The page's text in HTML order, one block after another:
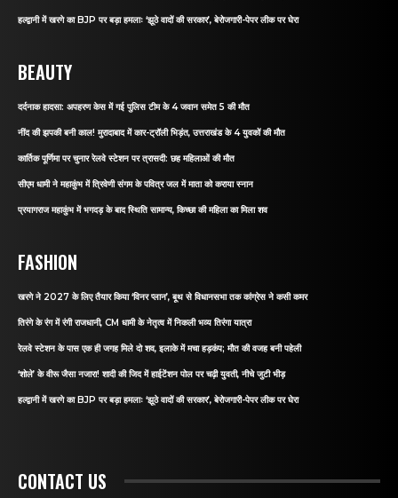
हल्द्वानी में खरगे का BJP पर बड़ा हमलाः ‘झूठे वादों की सरकार’, बेरोजगारी-पेपर लीक पर घेरा
BEAUTY
दर्दनाक हादसा: अपहरण केस में गई पुलिस टीम के 4 जवान समेत 5 की मौत
नींद की झपकी बनी काल! मुरादाबाद में कार-ट्रॉली भिड़ंत, उत्तराखंड के 4 युवकों की मौत
कार्तिक पूर्णिमा पर चुनार रेलवे स्टेशन पर त्रासदी: छह महिलाओं की मौत
सीएम धामी ने महाकुंभ में त्रिवेणी संगम के पवित्र जल में माता को कराया स्नान
प्रयागराज महाकुंभ में भगदड़ के बाद स्थिति सामान्य, किच्छा की महिला का मिला शव
FASHION
खरगे ने 2027 के लिए तैयार किया ‘विनर प्लान’, बूथ से विधानसभा तक कांग्रेस ने कसी कमर
तिरंगे के रंग में रंगी राजधानी, CM धामी के नेतृत्व में निकली भव्य तिरंगा यात्रा
रेलवे स्टेशन के पास एक ही जगह मिले दो शव, इलाके में मचा हड़कंप; मौत की वजह बनी पहेली
‘शोले’ के वीरू जैसा नजारा! शादी की जिद में हाईटेंशन पोल पर चढ़ी युवती, नीचे जुटी भीड़
हल्द्वानी में खरगे का BJP पर बड़ा हमलाः ‘झूठे वादों की सरकार’, बेरोजगारी-पेपर लीक पर घेरा
CONTACT US